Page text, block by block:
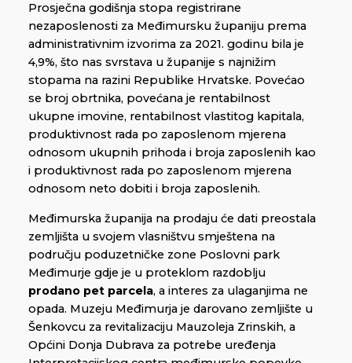
Prosječna godišnja stopa registrirane
nezaposlenosti za Međimursku županiju prema
administrativnim izvorima za 2021. godinu bila je
4,9%, što nas svrstava u županije s najnižim
stopama na razini Republike Hrvatske. Povećao
se broj obrtnika, povećana je rentabilnost
ukupne imovine, rentabilnost vlastitog kapitala,
produktivnost rada po zaposlenom mjerena
odnosom ukupnih prihoda i broja zaposlenih kao
i produktivnost rada po zaposlenom mjerena
odnosom neto dobiti i broja zaposlenih.
Međimurska županija na prodaju će dati preostala
zemljišta u svojem vlasništvu smještena na
području poduzetničke zone Poslovni park
Međimurje gdje je u proteklom razdoblju
prodano pet parcela, a interes za ulaganjima ne
opada. Muzeju Međimurja je darovano zemljište u
Šenkovcu za revitalizaciju Mauzoleja Zrinskih, a
Općini Donja Dubrava za potrebe uređenja